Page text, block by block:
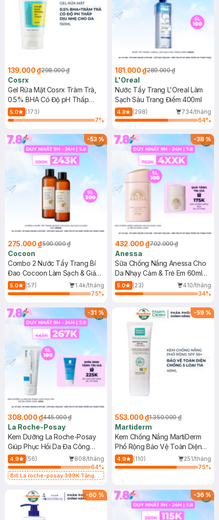
139.000 ₫298.000 ₫
Cosrx
Gel Rửa Mặt Cosrx Tràm Trà,
0.5% BHA Có Độ pH Thấp
150ml
5.0
(173)
7%
181.000 ₫289.000 ₫
L'Oreal
Nước Tẩy Trang L'Oreal Làm
Sạch Sâu Trang Điểm 400ml
4.8 (298)
734/tháng
64%
-53%
275.000 ₫590.000 ₫
Cocoon
Combo 2 Nước Tẩy Trang Bí
Đao Cocoon Làm Sạch & Giảm
Dầu 500ml
5.0 (57)
1.4k/tháng
75%
-38%
432.000 ₫702.000 ₫
Anessa
Sữa Chống Nắng Anessa Cho
Da Nhạy Cảm & Trẻ Em 60ml
(Mới)
5.0 (23)
410/tháng
34%
-31%
308.000 ₫445.000 ₫
La Roche-Posay
Kem Dưỡng La Roche-Posay
Giúp Phục Hồi Da Đa Công
Dụng 40ml
4.9 (56)
808/tháng
64%
Bill La roche-posay 399K Tặng
(SL có hạn)
-59 %
553.000 ₫1.350.000 ₫
Martiderm
Kem Chống Nắng MartiDerm
Phổ Rộng Bảo Vệ Toàn Diện
40ml
4.9 (110)
251/tháng
75%
-60 % -36%